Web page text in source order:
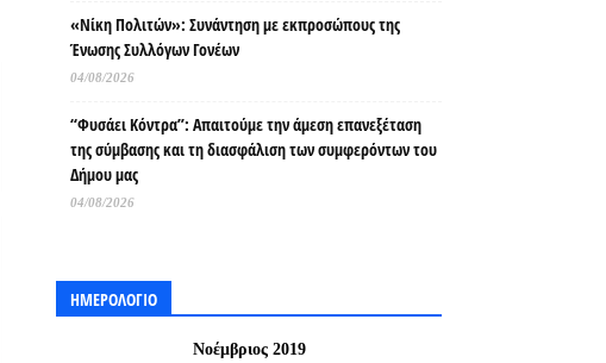
«Νίκη Πολιτών»: Συνάντηση με εκπροσώπους της
Ένωσης Συλλόγων Γονέων
04/08/2026
“Φυσάει Κόντρα”: Απαιτούμε την άμεση επανεξέταση
της σύμβασης και τη διασφάλιση των συμφερόντων του
Δήμου μας
04/08/2026
ΗΜΕΡΟΛΟΓΙΟ
Νοέμβριος 2019